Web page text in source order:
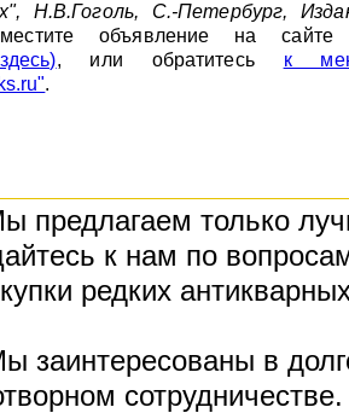
Н.В.Гоголь, С.-Петербург,
объявление на сайте
, или обратитесь к
.
предлагаем только
к нам по
редких
заинтересованы в